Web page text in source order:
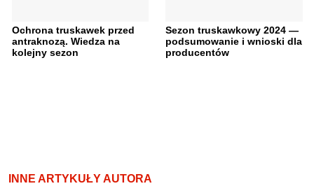
Ochrona truskawek przed
antraknozą. Wiedza na
kolejny sezon
Sezon truskawkowy 2024 —
podsumowanie i wnioski dla
producentów
INNE ARTYKUŁY AUTORA